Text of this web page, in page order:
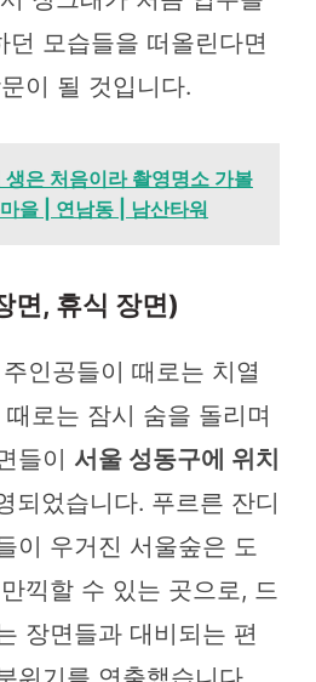
던 모습들을 떠올린다면
이 될 것입니다.
생은 처음이라 촬영명소 가볼
을 | 연남동 | 남산타워
면, 휴식 장면)
주인공들이 때로는 치열
로는 잠시 숨을 돌리며
들이 서울 성동구에 위치
되었습니다. 푸르른 잔디
이 우거진 서울숲은 도
끽할 수 있는 곳으로, 드
장면들과 대비되는 편